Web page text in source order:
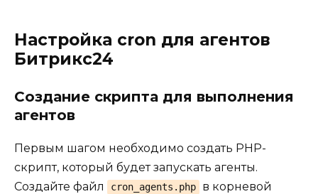
Настройка cron для агентов
Битрикс24
Создание скрипта для выполнения
агентов
Первым шагом необходимо создать PHP-
скрипт, который будет запускать агенты.
Создайте файл
cron_agents.php
в корневой